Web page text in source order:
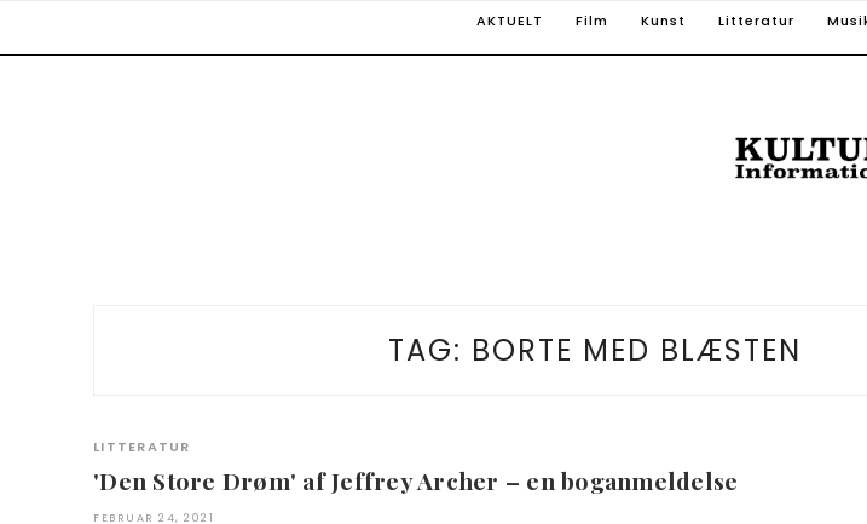
AKTUELT Film Kunst Litteratur
TAG: BORTE MED BLÆSTEN
LITTERATUR
'Den Store Drøm' af Jeffrey Archer – en boganmeldelse
FEBRUAR 24, 2021